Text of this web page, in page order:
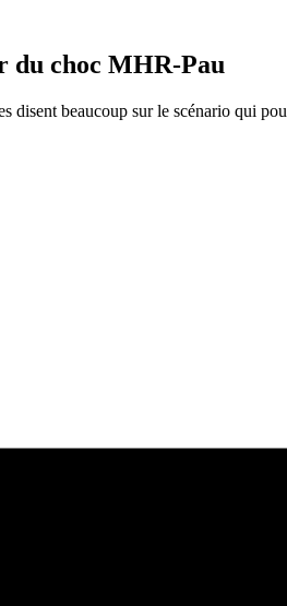
du choc MHR-Pau
disent beaucoup sur le scénario qui